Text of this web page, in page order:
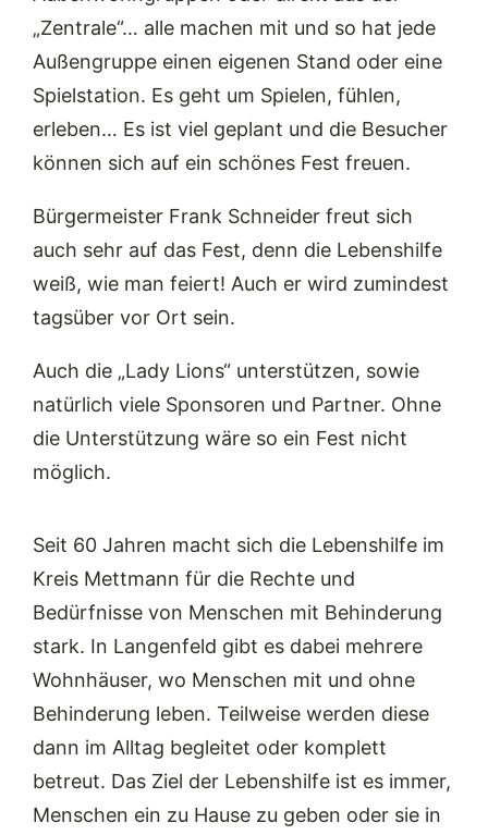
„Zentrale“… alle machen mit und so hat jede
Außengruppe einen eigenen Stand oder eine
Spielstation. Es geht um Spielen, fühlen,
erleben… Es ist viel geplant und die Besucher
können sich auf ein schönes Fest freuen.
Bürgermeister Frank Schneider freut sich
auch sehr auf das Fest, denn die Lebenshilfe
weiß, wie man feiert! Auch er wird zumindest
tagsüber vor Ort sein.
Auch die „Lady Lions“ unterstützen, sowie
natürlich viele Sponsoren und Partner. Ohne
die Unterstützung wäre so ein Fest nicht
möglich.
Seit 60 Jahren macht sich die Lebenshilfe im
Kreis Mettmann für die Rechte und
Bedürfnisse von Menschen mit Behinderung
stark. In Langenfeld gibt es dabei mehrere
Wohnhäuser, wo Menschen mit und ohne
Behinderung leben. Teilweise werden diese
dann im Alltag begleitet oder komplett
betreut. Das Ziel der Lebenshilfe ist es immer,
Menschen ein zu Hause zu geben oder sie in